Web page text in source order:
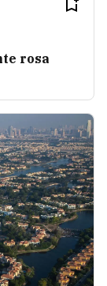
rosa